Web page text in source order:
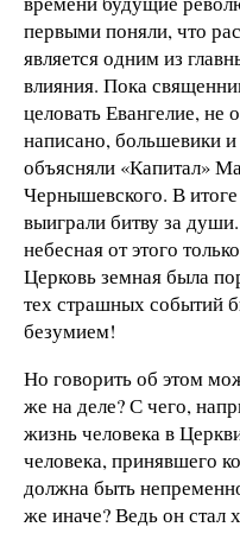
первыми поняли, что
является одним из
влияния. Пока
целовать Евангелие, не
написано, большевики
объясняли «Капитал»
Чернышевского. В
выиграли битву за
небесная от этого
Церковь земная была
тех страшных событий
безумием!
Но говорить об этом
же на деле? С чего,
жизнь человека в
человека, принявшего
должна быть
же иначе? Ведь он стал